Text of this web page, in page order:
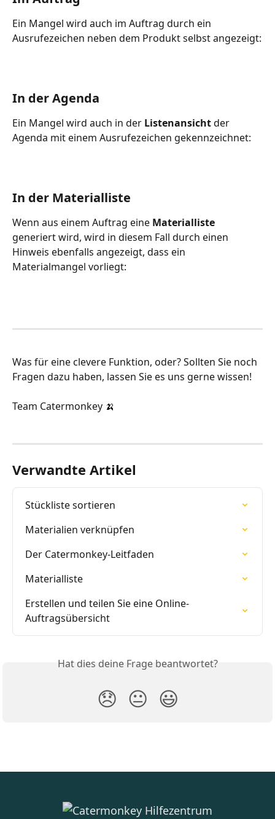
Ein Mangel wird auch im Auftrag durch ein
Ausrufezeichen neben dem Produkt selbst angezeigt:
In der Agenda
Ein Mangel wird auch in der Listenansicht der
Agenda mit einem Ausrufezeichen gekennzeichnet:
In der Materialliste
Wenn aus einem Auftrag eine Materialliste
generiert wird, wird in diesem Fall durch einen
Hinweis ebenfalls angezeigt, dass ein
Materialmangel vorliegt:
Was für eine clevere Funktion, oder? Sollten Sie noch
Fragen dazu haben, lassen Sie es uns gerne wissen!
Team Catermonkey 🍌
Verwandte Artikel
Stückliste sortieren
Materialien verknüpfen
Der Catermonkey-Leitfaden
Materialliste
Erstellen und teilen Sie eine Online-
Auftragsübersicht
Hat dies deine Frage beantwortet?
😞 😐 😃